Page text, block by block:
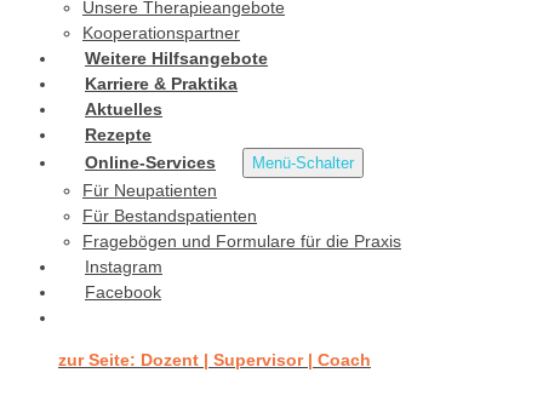
Unsere Therapieangebote
Kooperationspartner
Weitere Hilfsangebote
Karriere & Praktika
Aktuelles
Rezepte
Online-Services
Menü-Schalter
Für Neupatienten
Für Bestandspatienten
Fragebögen und Formulare für die Praxis
Instagram
Facebook
zur Seite: Dozent | Supervisor | Coach